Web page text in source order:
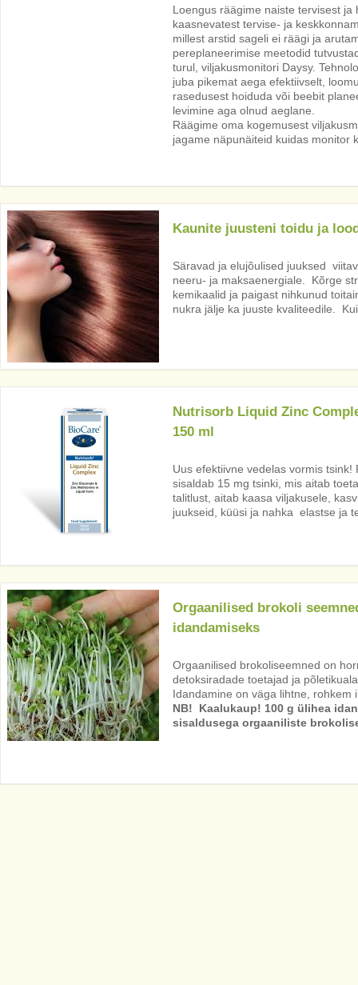
Loengus räägime naiste tervisest
kaasnevatest tervise- ja
millest arstid sageli ei räägi ja
pereplaneerimise meetodid
turul, viljakusmonitori Daysy.
juba pikemat aega efektiivselt,
rasedusest hoiduda või beebit
levimine aga olnud aeglane.
Räägime oma kogemusest
jagame näpunäiteid kuidas monitor
Kaunite juusteni toidu ja
Säravad ja elujõulised juuksed
neeru- ja maksaenergiale. Kõrge
kemikaalid ja paigast nihkunud
nukra jälje ka juuste kvaliteedile.
Nutrisorb Liquid Zinc
150 ml
Uus efektiivne vedelas vormis
sisaldab 15 mg tsinki, mis aitab
talitlust, aitab kaasa viljakusele,
juukseid, küüsi ja nahka elastse ja
Orgaanilised brokoli
idandamiseks
Orgaanilised brokoliseemned on
detoksiradade toetajad ja
Idandamine on väga lihtne, rohkem
NB! Kaalukaup! 100 g ülihea
sisaldusega orgaaniliste